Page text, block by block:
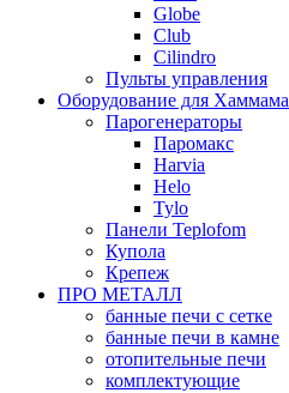
Globe
Club
Cilindro
Пульты управления
Оборудование для Хаммама
Парогенераторы
Паромакс
Harvia
Helo
Tylo
Панели Teplofom
Купола
Крепеж
ПРО МЕТАЛЛ
банные печи с сетке
банные печи в камне
отопительные печи
комплектующие